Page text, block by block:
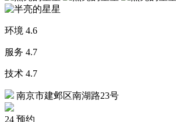
环境 4.6
服务 4.7
技术 4.7
南京市建邺区南湖路23号
24 预约